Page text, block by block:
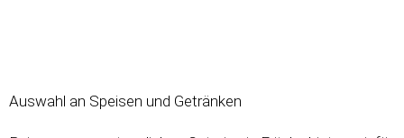
Auswahl an Speisen und Getränken